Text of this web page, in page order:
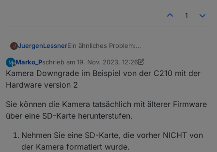
1
J JuergenLessnerEin ähnliches Problem:
ioBroker
ioBroker Version 6.10.1 (läuft auf RPi 4 in
Docker)
Tapo Adapter Version 0.1.1 (selbes Problem
8 x P100
2 x H100 mit verschiedenen Sensoren
ein paar Lampen
Es geht jedoch primär um P110 und die
Schaltzustände von P100 und P110.
P100 erhalten keinen aktuellen Status zB. an
P110 erhalten keinen aktuellen Statur zB.
aktuelle Watt.
Beide Hub H100 werden als P100 initialisiert?!
Marko_Pschrieb am 19. Nov. 2023, 12:26
zuletzt editiert von Marko_P
Kamera Downgrade im Beispiel von der C210 mit der
Hardware version 2
Sie können die Kamera tatsächlich mit älterer Firmware
über eine SD-Karte herunterstufen.
Nehmen Sie eine SD-Karte, die vorher NICHT von
der Kamera formatiert wurde.